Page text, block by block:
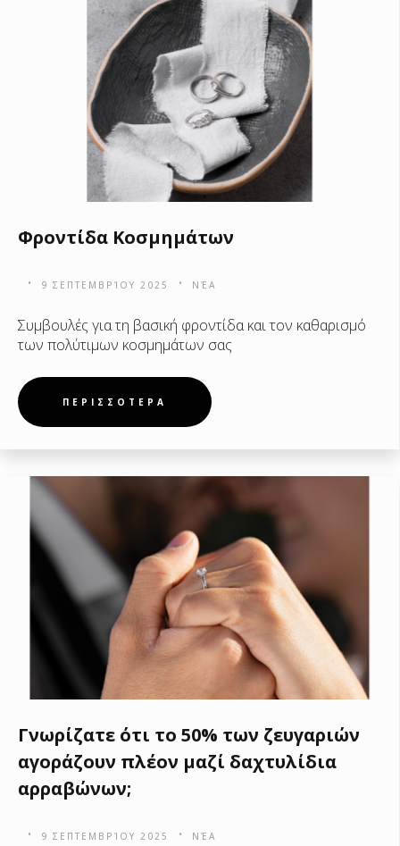
Φροντίδα Κοσμημάτων
9 ΣΕΠΤΕΜΒΡΊΟΥ 2025 ΝΈΑ
Συμβουλές για τη βασική φροντίδα και τον καθαρισμό
των πολύτιμων κοσμημάτων σας
ΠΕΡΙΣΣΟΤΕΡΑ
Γνωρίζατε ότι το 50% των ζευγαριών
αγοράζουν πλέον μαζί δαχτυλίδια
αρραβώνων;
9 ΣΕΠΤΕΜΒΡΊΟΥ 2025 ΝΈΑ